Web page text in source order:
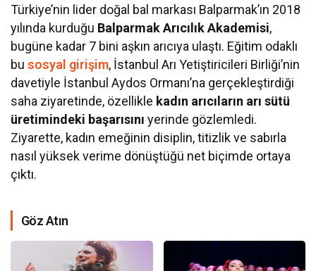
Türkiye’nin lider doğal bal markası Balparmak’ın 2018
yılında kurduğu Balparmak Arıcılık Akademisi,
bugüne kadar 7 bini aşkın arıcıya ulaştı. Eğitim odaklı
busosyal girişim, İstanbul Arı Yetiştiricileri Birliği’nin
davetiyle İstanbul Aydos Ormanı’na gerçekleştirdiği
saha ziyaretinde, özellikle kadın arıcıların arı sütü
üretimindeki başarısını yerinde gözlemledi.
Ziyarette, kadın emeğinin disiplin, titizlik ve sabırla
nasıl yüksek verime dönüştüğü net biçimde ortaya
çıktı.
Göz Atın